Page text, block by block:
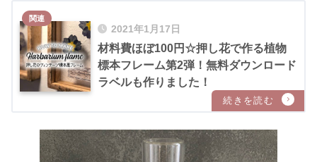
2021年1月17日
材料費ほぼ100円☆押し花で作る植物
標本フレーム第2弾！無料ダウンロード
ラベルも作りました！